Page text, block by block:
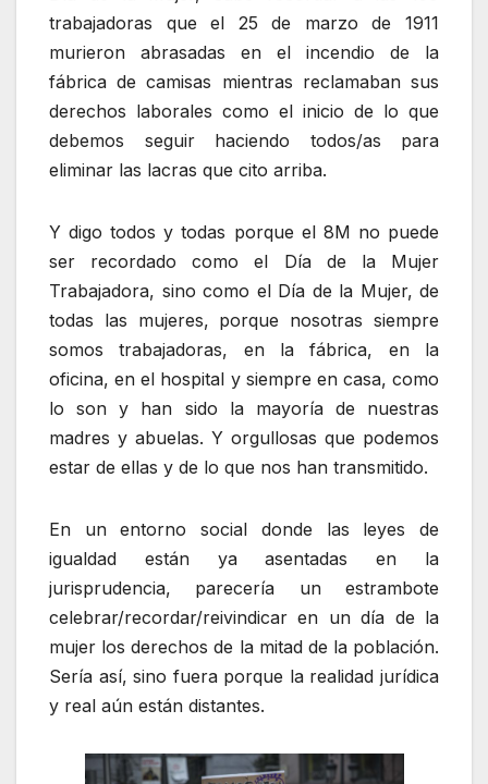
trabajadoras que el 25 de marzo de 1911
murieron abrasadas en el incendio de la
fábrica de camisas mientras reclamaban sus
derechos laborales como el inicio de lo que
debemos seguir haciendo todos/as para
eliminar las lacras que cito arriba.
Y digo todos y todas porque el 8M no puede
ser recordado como el Día de la Mujer
Trabajadora, sino como el Día de la Mujer, de
todas las mujeres, porque nosotras siempre
somos trabajadoras, en la fábrica, en la
oficina, en el hospital y siempre en casa, como
lo son y han sido la mayoría de nuestras
madres y abuelas. Y orgullosas que podemos
estar de ellas y de lo que nos han transmitido.
En un entorno social donde las leyes de
igualdad están ya asentadas en la
jurisprudencia, parecería un estrambote
celebrar/recordar/reivindicar en un día de la
mujer los derechos de la mitad de la población.
Sería así, sino fuera porque la realidad jurídica
y real aún están distantes.